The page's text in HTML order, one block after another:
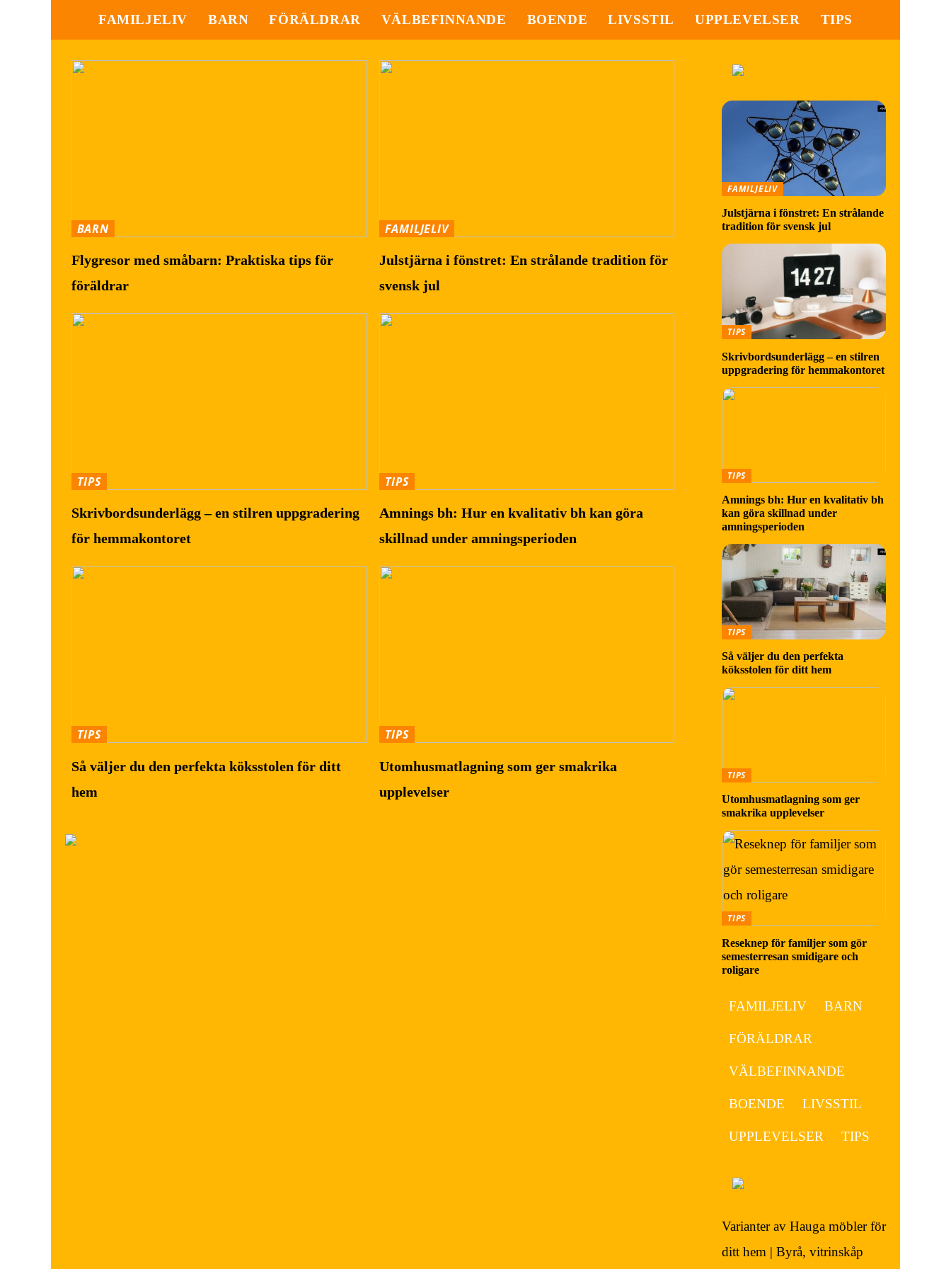
FAMILJELIV BARN FÖRÄLDRAR VÄLBEFINNANDE BOENDE LIVSSTIL UPPLEVELSER TIPS
BARN
Flygresor med småbarn: Praktiska tips för
föräldrar
FAMILJELIV
Julstjärna i fönstret: En strålande tradition för
svensk jul
TIPS
Skrivbordsunderlägg – en stilren uppgradering
för hemmakontoret
TIPS
Amnings bh: Hur en kvalitativ bh kan göra
skillnad under amningsperioden
TIPS
Så väljer du den perfekta köksstolen för ditt
hem
TIPS
Utomhusmatlagning som ger smakrika
upplevelser
FAMILJELIV
Julstjärna i fönstret: En strålande
tradition för svensk jul
TIPS
Skrivbordsunderlägg – en stilren
uppgradering för hemmakontoret
TIPS
Amnings bh: Hur en kvalitativ bh
kan göra skillnad under
amningsperioden
TIPS
Så väljer du den perfekta
köksstolen för ditt hem
TIPS
Utomhusmatlagning som ger
smakrika upplevelser
TIPS
Reseknep för familjer som gör
semesterresan smidigare och
roligare
FAMILJELIV BARN
FÖRÄLDRAR
VÄLBEFINNANDE
BOENDE LIVSSTIL
UPPLEVELSER TIPS
Varianter av Hauga möbler för
ditt hem | Byrå, vitrinskåp